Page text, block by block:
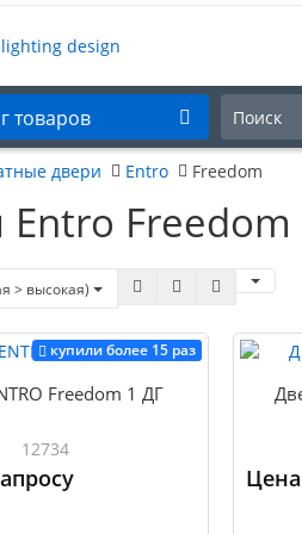
товаров
двери Entro Freedom
Freedom
> высокая)
купили более 15 раз
Freedom 1 ДГ
12734